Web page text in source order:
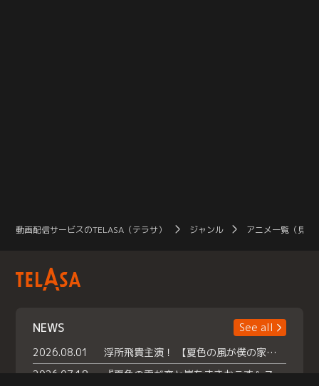
動画配信サービスのTELASA（テラサ） ジャンル アニメ一覧（見放
NEWS
See all
2026.08.01
浮所飛貴主演！ 【夏色の風が僕の家にやってきた】 本日よりテラサで独占配信スタート！
2026.07.18
『夏色の雲が恋と嵐をまきおこす』スペシャルメイキング 【Part1】2026年７月18日（土）23時30分～配信スタート！話題のシーンの裏側を大公開！豪華キャスト大集合！ 『武宮家 真夏の家族会議』開催！